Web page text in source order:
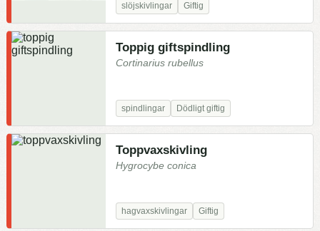
slöjskivlingar Giftig
Toppig giftspindling
Cortinarius rubellus
spindlingar Dödligt giftig
Toppvaxskivling
Hygrocybe conica
hagvaxskivlingar Giftig